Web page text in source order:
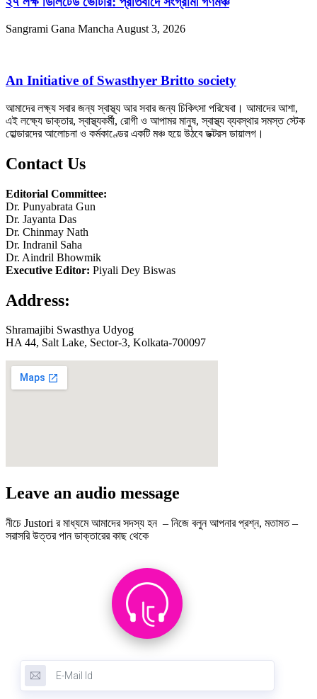
Sangrami Gana Mancha August 3, 2026
An Initiative of Swasthyer Britto society
আমাদের লক্ষ্য সবার জন্য স্বাস্থ্য আর সবার জন্য চিকিৎসা পরিষেবা। আমাদের আশা,
এই লক্ষ্যে ডাক্তার, স্বাস্থ্যকর্মী, রোগী ও আপামর মানুষ, স্বাস্থ্য ব্যবস্থার সমস্ত স্টেক
হোল্ডারদের আলোচনা ও কর্মকাণ্ডের একটি মঞ্চ হয়ে উঠবে ডক্টরস ডায়ালগ।
Contact Us
Editorial Committee:
Dr. Punyabrata Gun
Dr. Jayanta Das
Dr. Chinmay Nath
Dr. Indranil Saha
Dr. Aindril Bhowmik
Executive Editor: Piyali Dey Biswas
Address:
Shramajibi Swasthya Udyog
HA 44, Salt Lake, Sector-3, Kolkata-700097
Leave an audio message
নীচে Justori র মাধ্যমে আমাদের সদস্য হন – নিজে বলুন আপনার প্রশ্ন, মতামত –
সরাসরি উত্তর পান ডাক্তারের কাছ থেকে